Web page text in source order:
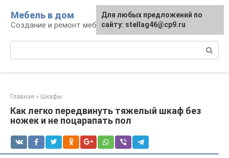
контенту
Мебель в дом
Создание и ремонт мебели
Главная » Шкафы
Как легко передвинуть тяжелый шкаф без
ножек и не поцарапать пол
Для любых предложений по
сайту: stellag46@cp9.ru